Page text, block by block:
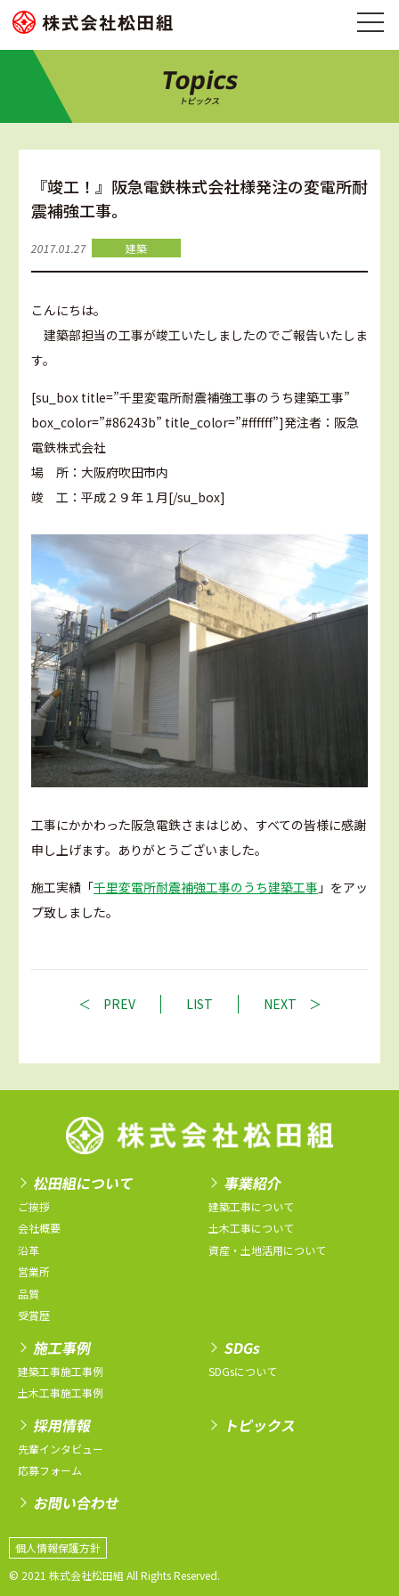
Topics
トピックス
『竣工！』阪急電鉄株式会社様発注の変電所耐
震補強工事。
2017.01.27 建築
こんにちは。
建築部担当の工事が竣工いたしましたのでご報告いたしま
す。
[su_box title=”千里変電所耐震補強工事のうち建築工事”
box_color=”#86243b” title_color=”#ffffff”]発注者：阪急
電鉄株式会社
場 所：大阪府吹田市内
竣 工：平成２９年１月[/su_box]
工事にかかわった阪急電鉄さまはじめ、すべての皆様に感謝
申し上げます。ありがとうございました。
施工実績「千里変電所耐震補強工事のうち建築工事 」をアッ
プ致しました。
PREV LIST NEXT
松田組について
ご挨拶
会社概要
沿革
営業所
品質
受賞歴
事業紹介
建築工事について
土木工事について
資産・土地活用について
施工事例
建築工事施工事例
土木工事施工事例
SDGs
SDGsについて
採用情報
先輩インタビュー
応募フォーム
トピックス
お問い合わせ
個人情報保護方針
© 2021 株式会社松田組 All Rights Reserved.